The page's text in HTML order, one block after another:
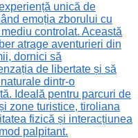
unică de
emoția zborului cu
controlat. Această
atrage aventurieri din
dornici să
de libertate și să
dintr-o
Ideală pentru parcuri de
zone turistice, tiroliana
fizică și interacțiunea
palpitant.